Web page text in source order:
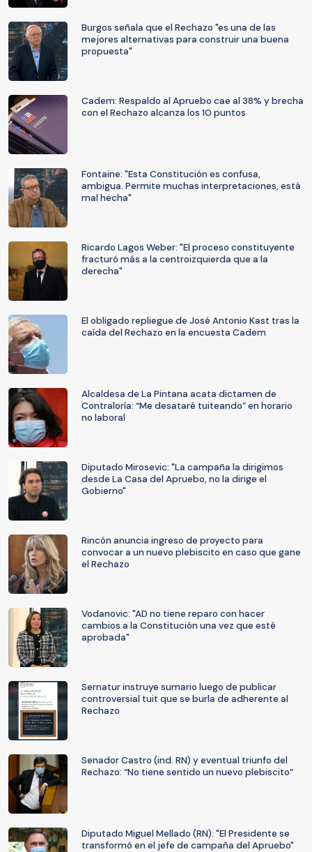
Burgos señala que el Rechazo "es una de las
mejores alternativas para construir una buena
propuesta"
Cadem: Respaldo al Apruebo cae al 38% y brecha
con el Rechazo alcanza los 10 puntos
Fontaine: "Esta Constitución es confusa,
ambigua. Permite muchas interpretaciones, está
mal hecha"
Ricardo Lagos Weber: "El proceso constituyente
fracturó más a la centroizquierda que a la
derecha"
El obligado repliegue de José Antonio Kast tras la
caída del Rechazo en la encuesta Cadem
Alcaldesa de La Pintana acata dictamen de
Contraloría: “Me desataré tuiteando” en horario
no laboral
Diputado Mirosevic: "La campaña la dirigimos
desde La Casa del Apruebo, no la dirige el
Gobierno"
Rincón anuncia ingreso de proyecto para
convocar a un nuevo plebiscito en caso que gane
el Rechazo
Vodanovic: "AD no tiene reparo con hacer
cambios a la Constitución una vez que esté
aprobada"
Sernatur instruye sumario luego de publicar
controversial tuit que se burla de adherente al
Rechazo
Senador Castro (ind. RN) y eventual triunfo del
Rechazo: “No tiene sentido un nuevo plebiscito”
Diputado Miguel Mellado (RN): "El Presidente se
transformó en el jefe de campaña del Apruebo"